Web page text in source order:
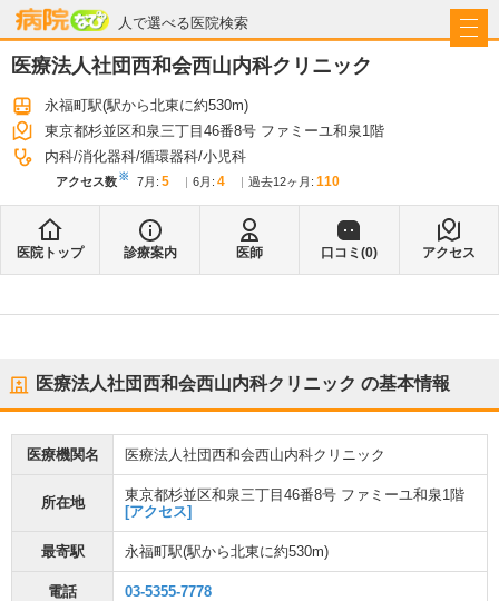
人で選べる医院検索
病院なび
医療法人社団西和会西山内科クリニック
永福町駅(駅から北東に約530m)
東京都杉並区和泉三丁目46番8号 ファミーユ和泉1階
内科 消化器科 循環器科 小児科
アクセス数※ 7月 : 5 6月 : 4 過去12ヶ月: 110
医院トップ 診療案内 医師 口コミ(0) アクセス
医療法人社団西和会西山内科クリニック の基本情報
医療機関名 医療法人社団西和会西山内科クリニック
所在地
東京都杉並区和泉三丁目46番8号 ファミーユ和泉1階
[アクセス]
最寄駅 永福町駅(駅から北東に約530m)
電話 03-5355-7778